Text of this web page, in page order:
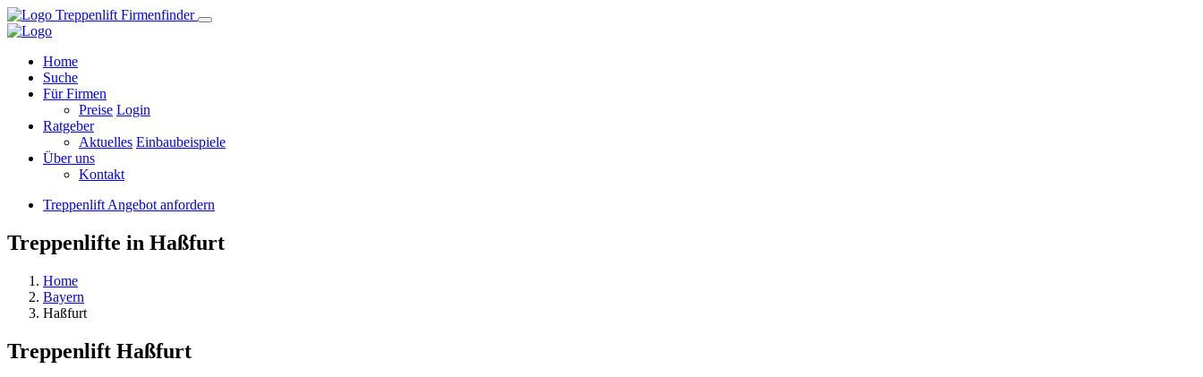
Home
Suche
Für Firmen
Preise Login
Ratgeber
Aktuelles Einbaubeispiele
Über uns
Kontakt
Treppenlift Angebot anfordern
Treppenlifte in Haßfurt
Home
Bayern
Haßfurt
Treppenlift Haßfurt